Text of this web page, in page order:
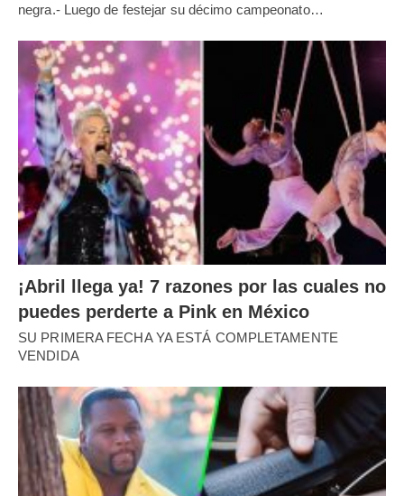
negra.- Luego de festejar su décimo campeonato…
¡Abril llega ya! 7 razones por las cuales no
puedes perderte a Pink en México
SU PRIMERA FECHA YA ESTÁ COMPLETAMENTE
VENDIDA